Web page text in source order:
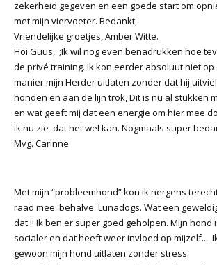
zekerheid gegeven en een goede start om
met mijn viervoeter. Bedankt,
Vriendelijke groetjes, Amber Witte.
Hoi Guus, ;Ik wil nog even benadrukken hoe
de privé training. Ik kon eerder absoluut niet op
manier mijn Herder uitlaten zonder dat hij
honden en aan de lijn trok, Dit is nu al stukken
en wat geeft mij dat een energie om hier mee
ik nu zie dat het wel kan. Nogmaals super
Mvg. Carinne
Met mijn “probleemhond” kon ik nergens
raad mee..behalve Lunadogs. Wat een
dat !! Ik ben er super goed geholpen. Mijn hond
socialer en dat heeft weer invloed op mijzelf....
gewoon mijn hond uitlaten zonder stress.